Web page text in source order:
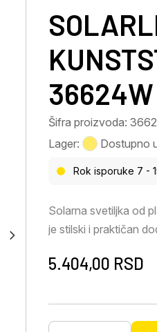
36624W
Šifra proizvoda:
Lager:
Dostupno
Rok isporuke 7 -
Solarna svetiljka od
je stilski i praktičan
modernu i
prilagodljivo
Možete podesiti
5.404,00 RSD